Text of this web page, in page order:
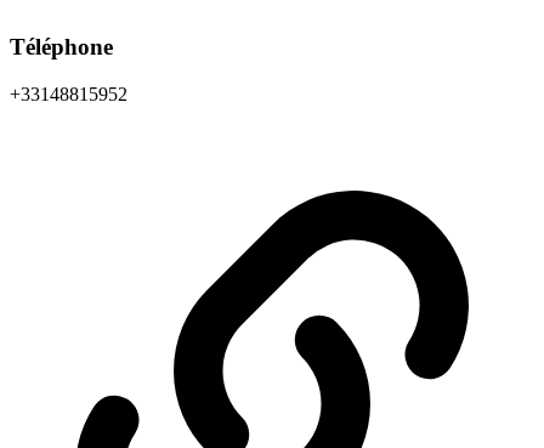
Téléphone
+33148815952